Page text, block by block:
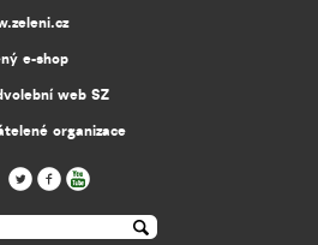
e-shop
web SZ
organizace